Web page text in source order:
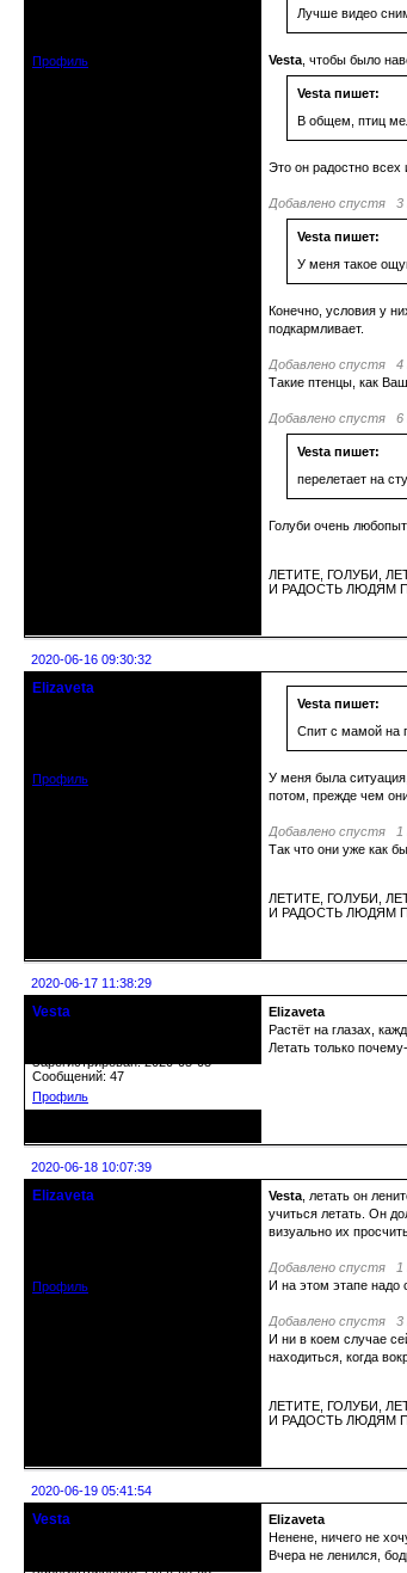
Профиль
Лучше видео
Vesta , чтобы было
Vesta пишет:
В общем, птиц
Это он радостно всех
Добавлено спустя
Vesta пишет:
У меня такое
Конечно, условия у
подкармливает.
Добавлено спустя
Такие птенцы, как
Добавлено спустя 6
Vesta пишет:
перелетает на
Голуби очень
ЛЕТИТЕ, ГОЛУБИ,
И РАДОСТЬ ЛЮДЯМ
2020-06-16 09:30:32
Elizaveta
Профиль
Vesta пишет:
Спит с мамой на
У меня была
потом, прежде чем
Добавлено спустя 1
Так что они уже как
ЛЕТИТЕ, ГОЛУБИ,
И РАДОСТЬ ЛЮДЯМ
2020-06-17 11:38:29
Vesta
Зарегистрирован: 2020-05-03
Сообщений: 47
Профиль
Elizaveta
Растёт на глазах,
Летать только
2020-06-18 10:07:39
Elizaveta
Профиль
Vesta , летать он
учиться летать. Он
визуально их
Добавлено спустя 1
И на этом этапе надо
Добавлено спустя
И ни в коем случае
находиться, когда
ЛЕТИТЕ, ГОЛУБИ,
И РАДОСТЬ ЛЮДЯМ
2020-06-19 05:41:54
Vesta
Зарегистрирован: 2020-05-03
Elizaveta
Ненене, ничего не
Вчера не ленился,